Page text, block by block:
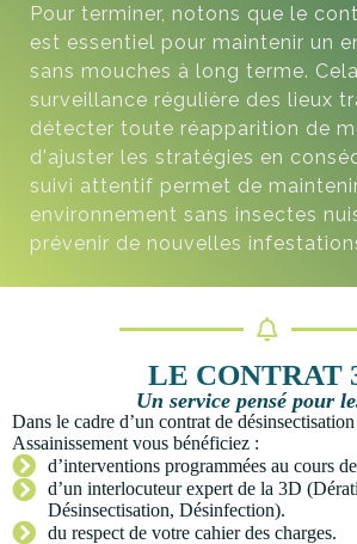
Pour terminer, notons que le
est essentiel pour maintenir un
sans mouches à long terme.
surveillance régulière des lieux
détecter toute réapparition de
d'ajuster les stratégies en
suivi attentif permet de
environnement sans insectes
prévenir de nouvelles
LE CONTRAT
Un service pensé pour
Dans le cadre d’un contrat de
Assainissement vous bénéficiez :
d’interventions programmées au cours
d’un interlocuteur expert de la 3D
Désinsectisation, Désinfection).
du respect de votre cahier des charges.